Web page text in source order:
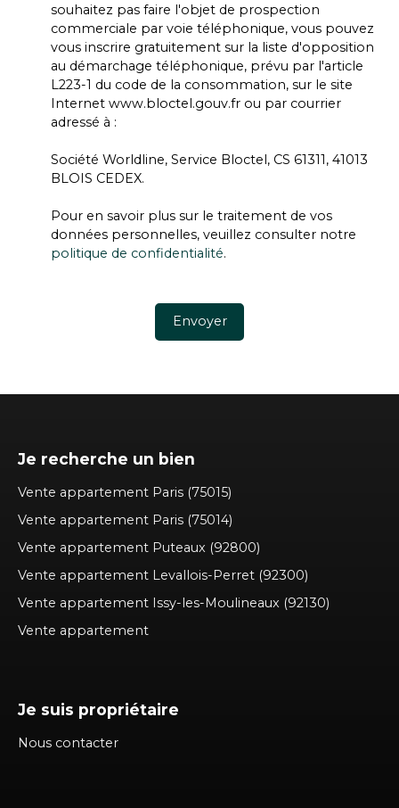
souhaitez pas faire l'objet de prospection
commerciale par voie téléphonique, vous pouvez
vous inscrire gratuitement sur la liste d'opposition
au démarchage téléphonique, prévu par l'article
L223-1 du code de la consommation, sur le site
Internet www.bloctel.gouv.fr ou par courrier
adressé à :
Société Worldline, Service Bloctel, CS 61311, 41013
BLOIS CEDEX.
Pour en savoir plus sur le traitement de vos
données personnelles, veuillez consulter notre
politique de confidentialité.
Envoyer
Je recherche un bien
Vente appartement Paris (75015)
Vente appartement Paris (75014)
Vente appartement Puteaux (92800)
Vente appartement Levallois-Perret (92300)
Vente appartement Issy-les-Moulineaux (92130)
Vente appartement
Je suis propriétaire
Nous contacter